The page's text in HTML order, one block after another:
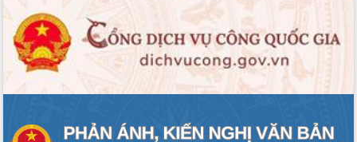
Tổ chức trang trọng Lễ hội Đền thờ
Lương Văn Chánh năm 2026
Phó Bí thư Tỉnh ủy Đắk Lắk Đỗ Hữu
Huy giữ chức Bí thư Đảng ủy Ủy Ban
Nhân dân tỉnh
Chuyển đổi số thư viện: Mở rộng